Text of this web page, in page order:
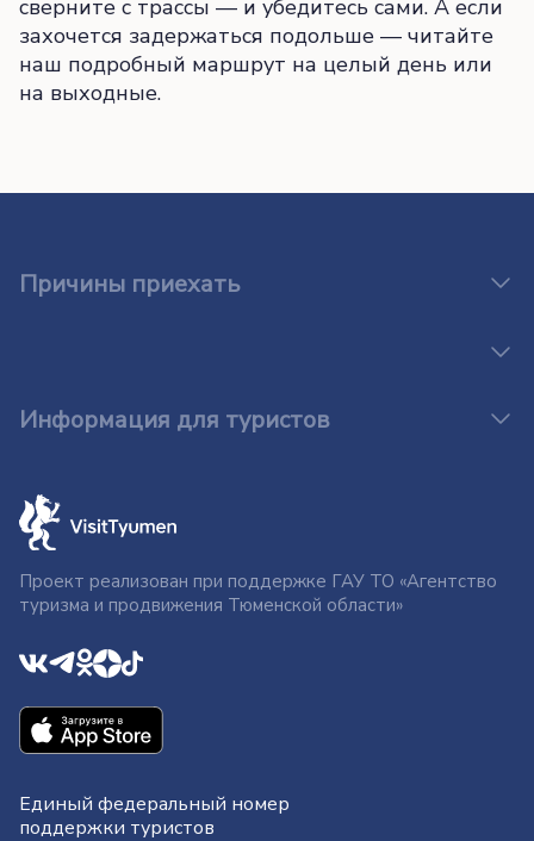
сверните с трассы — и убедитесь сами. А если
захочется задержаться подольше — читайте
наш подробный маршрут на целый день или
на выходные.
Причины приехать
Информация для туристов
Проект реализован при поддержке ГАУ ТО «Агентство
туризма и продвижения Тюменской области»
Единый федеральный номер
поддержки туристов